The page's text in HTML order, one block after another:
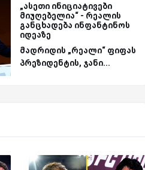
„ასეთი ინიციატივები
მიუღებელია“ - რეალის
განცხადება ინფანტინოს
იდეაზე
მადრიდის „რეალი“ ფიფას
პრეზიდენტის, ჯანი...